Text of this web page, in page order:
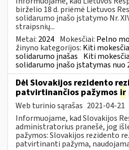
birželio 18 d. priėmė Lietuvos
solidarumo įnašo įstatymo Nr.
straipsnių...
Metai: 2024 Mokesčiai: Pelno
žinyno kategorijos: Kiti
solidarumo įnašas Kiti
solidarumo įnašo įstatymas nuo
Dėl Slovakijos rezidento
patvirtinančios pažymos ir
Web turinio sąrašas 2021-04-21
Informuojame, kad Slovakijos
administratorius pranešė, jog
pažymos: Slovakijos rezidento
patvirtinanti pažyma,